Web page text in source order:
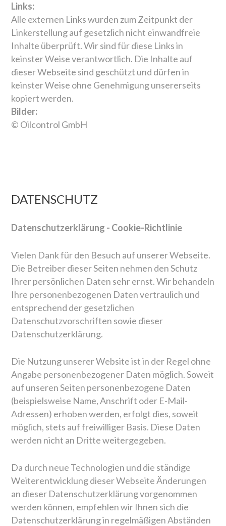
Links:
Alle externen Links wurden zum Zeitpunkt der
Linkerstellung auf gesetzlich nicht einwandfreie
Inhalte überprüft. Wir sind für diese Links in
keinster Weise verantwortlich. Die Inhalte auf
dieser Webseite sind geschützt und dürfen in
keinster Weise ohne Genehmigung unsererseits
kopiert werden.
Bilder:
© Oilcontrol GmbH
DATENSCHUTZ
Datenschutzerklärung - Cookie-Richtlinie
Vielen Dank für den Besuch auf unserer Webseite.
Die Betreiber dieser Seiten nehmen den Schutz
Ihrer persönlichen Daten sehr ernst. Wir behandeln
Ihre personenbezogenen Daten vertraulich und
entsprechend der gesetzlichen
Datenschutzvorschriften sowie dieser
Datenschutzerklärung.
Die Nutzung unserer Website ist in der Regel ohne
Angabe personenbezogener Daten möglich. Soweit
auf unseren Seiten personenbezogene Daten
(beispielsweise Name, Anschrift oder E-Mail-
Adressen) erhoben werden, erfolgt dies, soweit
möglich, stets auf freiwilliger Basis. Diese Daten
werden nicht an Dritte weitergegeben.
Da durch neue Technologien und die ständige
Weiterentwicklung dieser Webseite Änderungen
an dieser Datenschutzerklärung vorgenommen
werden können, empfehlen wir Ihnen sich die
Datenschutzerklärung in regelmäßigen Abständen